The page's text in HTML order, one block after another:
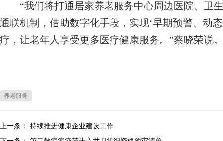
“我们将打通居家养老服务中心周边医院、卫
通联机制，借助数字化手段，实现‘早期预警、动
疗，让老年人享受更多医疗健康服务。”蔡晓荣说
养老服务
上一条： 持续推进健康企业建设工作